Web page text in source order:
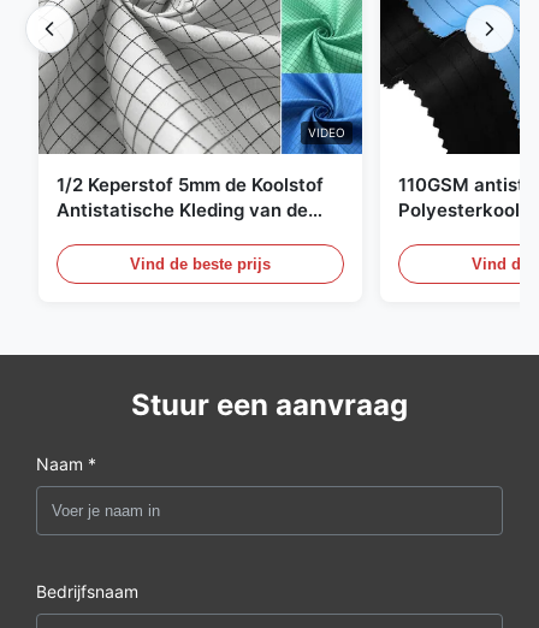
VIDEO
1/2 Keperstof 5mm de Koolstof
Antistatische Kleding van de
Vind de beste prijs
110GSM
Vind de
Stuur een aanvraag
Naam *
Bedrijfsnaam